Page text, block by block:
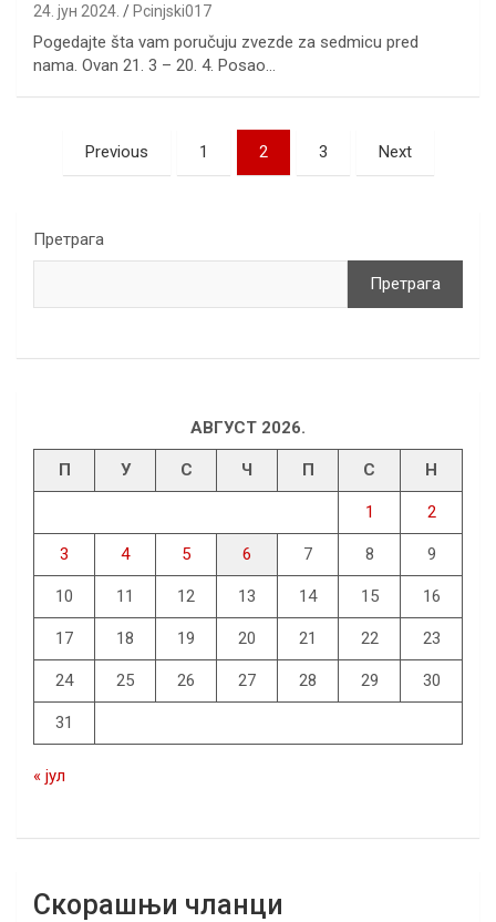
24. јун 2024. Pcinjski017
Pogedajte šta vam poručuju zvezde za sedmicu pred
nama. Ovan 21. 3 – 20. 4. Posao…
Пагинација
чланака
Previous 1 2 3 Next
Претрага
Претрага
АВГУСТ 2026.
П У С Ч П С Н
1 2
3 4 5 6 7 8 9
10 11 12 13 14 15 16
17 18 19 20 21 22 23
24 25 26 27 28 29 30
31
« јул
Скорашњи чланци